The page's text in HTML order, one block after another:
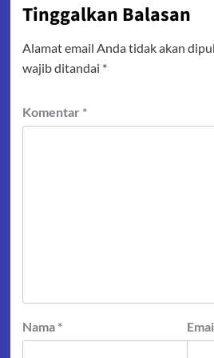
Tinggalkan Balasan
Alamat email Anda tidak akan
wajib ditandai *
Komentar *
Nama *